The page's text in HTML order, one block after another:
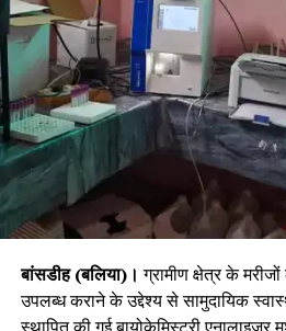
बांसडीह (बलिया)। ग्रामीण क्षेत्र के
उपलब्ध कराने के उद्देश्य से सामुदायिक